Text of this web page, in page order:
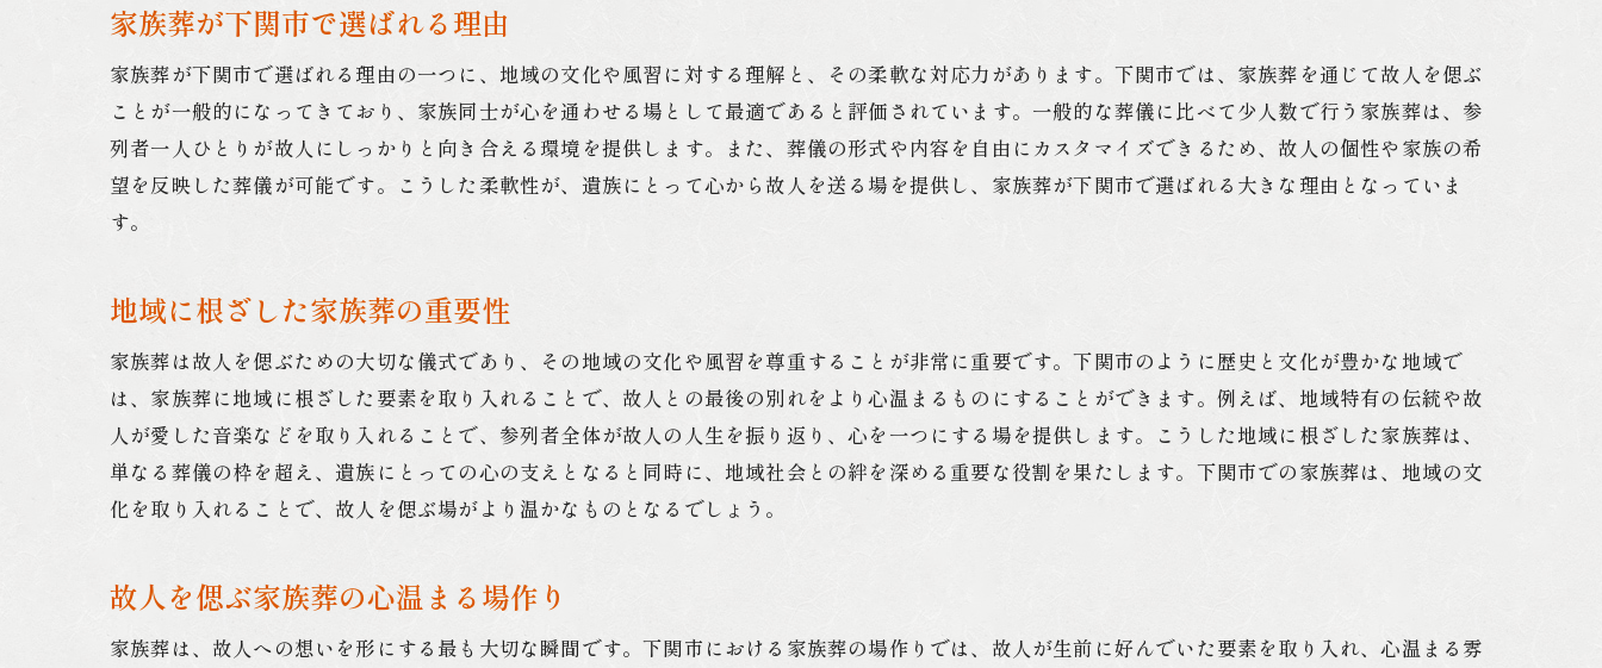
家族葬で大切にしたい故人との思い出
心温まる葬儀を作り上げる演出方法
故人を偲ぶための思い出の共有方法
家族葬における地域の習慣の取り入れ方
地域文化と家族葬の関係性
下関市の風習を取り入れた葬儀の特徴
文化を尊重した家族葬の計画方法
地域性を反映した家族葬の具体例
家族葬における地元文化の活用法
信頼できる葬儀業者が提供する安心の家族葬
安心できるサービスを提供する業者の特徴
家族葬が下関市で選ばれる理由
家族葬が下関市で選ばれる理由の一つに、地域の文化や風習に対する理解と、その柔軟な対応力があります。下関市では、家族葬を通じて故人を偲ぶ
ことが一般的になってきており、家族同士が心を通わせる場として最適であると評価されています。一般的な葬儀に比べて少人数で行う家族葬は、参
列者一人ひとりが故人にしっかりと向き合える環境を提供します。また、葬儀の形式や内容を自由にカスタマイズできるため、故人の個性や家族の希
望を反映した葬儀が可能です。こうした柔軟性が、遺族にとって心から故人を送る場を提供し、家族葬が下関市で選ばれる大きな理由となっていま
す。
地域に根ざした家族葬の重要性
家族葬は故人を偲ぶための大切な儀式であり、その地域の文化や風習を尊重することが非常に重要です。下関市のように歴史と文化が豊かな地域で
は、家族葬に地域に根ざした要素を取り入れることで、故人との最後の別れをより心温まるものにすることができます。例えば、地域特有の伝統や故
人が愛した音楽などを取り入れることで、参列者全体が故人の人生を振り返り、心を一つにする場を提供します。こうした地域に根ざした家族葬は、
単なる葬儀の枠を超え、遺族にとっての心の支えとなると同時に、地域社会との絆を深める重要な役割を果たします。下関市での家族葬は、地域の文
化を取り入れることで、故人を偲ぶ場がより温かなものとなるでしょう。
故人を偲ぶ家族葬の心温まる場作り
家族葬は、故人への想いを形にする最も大切な瞬間です。下関市における家族葬の場作りでは、故人が生前に好んでいた要素を取り入れ、心温まる雰